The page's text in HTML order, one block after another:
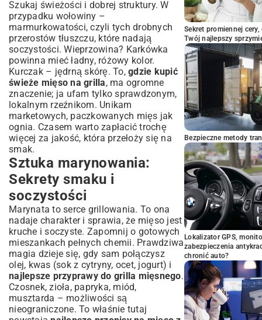
Szukaj świeżości i dobrej struktury. W
przypadku wołowiny –
marmurkowatości, czyli tych drobnych
przerostów tłuszczu, które nadają
soczystości. Wieprzowina? Karkówka
powinna mieć ładny, różowy kolor.
Kurczak – jędrną skórę. To, gdzie kupić
świeże mięso na grilla, ma ogromne
znaczenie; ja ufam tylko sprawdzonym,
lokalnym rzeźnikom. Unikam
marketowych, paczkowanych mięs jak
ognia. Czasem warto zapłacić trochę
więcej za jakość, która przełoży się na
smak.
Sztuka marynowania:
Sekrety smaku i
soczystości
Marynata to serce grillowania. To ona
nadaje charakter i sprawia, że mięso jest
kruche i soczyste. Zapomnij o gotowych
mieszankach pełnych chemii. Prawdziwa
magia dzieje się, gdy sam połączysz
olej, kwas (sok z cytryny, ocet, jogurt) i
najlepsze przyprawy do grilla mięsnego.
Czosnek, zioła, papryka, miód,
musztarda – możliwości są
nieograniczone. To właśnie tutaj
Sekret promiennej
Twój najlepszy
Bezpieczne metody
Lokalizator GPS,
zabezpieczenia
chronić auto?